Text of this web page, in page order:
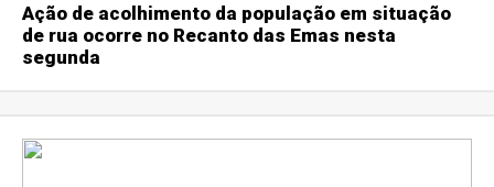
Ação de acolhimento da população em situação
de rua ocorre no Recanto das Emas nesta
segunda